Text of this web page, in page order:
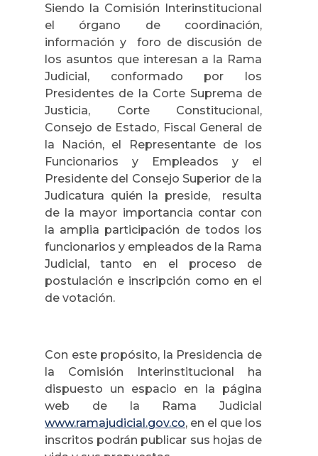
Siendo la Comisión Interinstitucional
el órgano de coordinación,
información y foro de discusión de
los asuntos que interesan a la Rama
Judicial, conformado por los
Presidentes de la Corte Suprema de
Justicia, Corte Constitucional,
Consejo de Estado, Fiscal General de
la Nación, el Representante de los
Funcionarios y Empleados y el
Presidente del Consejo Superior de la
Judicatura quién la preside, resulta
de la mayor importancia contar con
la amplia participación de todos los
funcionarios y empleados de la Rama
Judicial, tanto en el proceso de
postulación e inscripción como en el
de votación.
Con este propósito, la Presidencia de
la Comisión Interinstitucional ha
dispuesto un espacio en la página
web de la Rama Judicial
www.ramajudicial.gov.co, en el que los
inscritos podrán publicar sus hojas de